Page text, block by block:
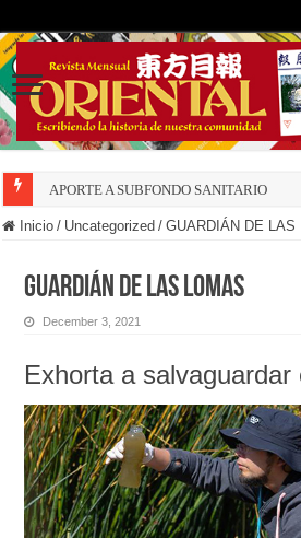
APORTE A SUBFONDO SANITARIO
Inicio / Uncategorized / GUARDIÁN DE LAS
GUARDIÁN DE LAS LOMAS
December 3, 2021
Exhorta a salvaguardar